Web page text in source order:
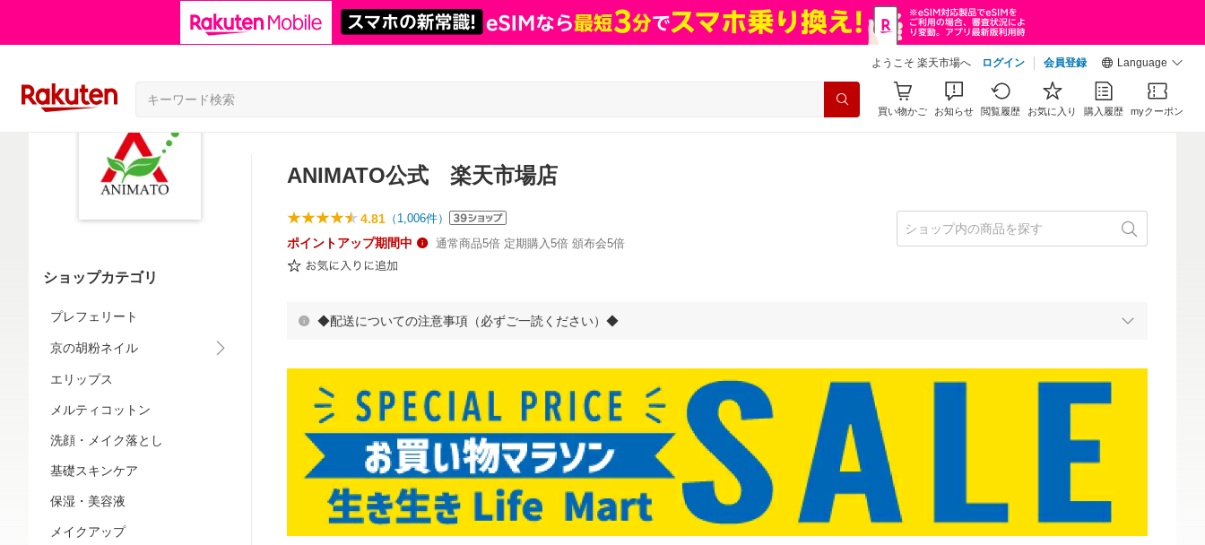
ようこそ 楽天市場へ ログイン 会員登録 Language
買い物かご お知らせ 閲覧履歴 お気に入り 購入履歴 myクーポン
ショップカテゴリ
プレフェリート
京の胡粉ネイル
エリップス
メルティコットン
洗顔・メイク落とし
基礎スキンケア
保湿・美容液
メイクアップ
ANIMATO公式 楽天市場店
4.81 （ 1,006件）
ポイントアップ期間中 通常商品5倍 定期購入5倍 頒布会5倍
◆配送についての注意事項（必ずご一読ください）◆